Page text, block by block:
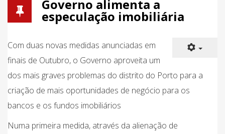
Governo alimenta a
especulação imobiliária
Com duas novas medidas anunciadas em
finais de Outubro, o Governo aproveita um
dos mais graves problemas do distrito do Porto para a
criação de mais oportunidades de negócio para os
bancos e os fundos imobiliários
Numa primeira medida, através da alienação de